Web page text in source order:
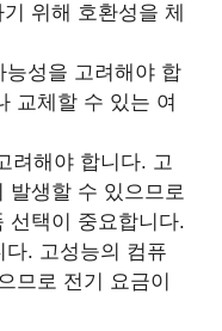
위해 호환성을 체
성을 고려해야 합
교체할 수 있는 여
려해야 합니다. 고
발생할 수 있으므로
선택이 중요합니다.
. 고성능의 컴퓨
므로 전기 요금이